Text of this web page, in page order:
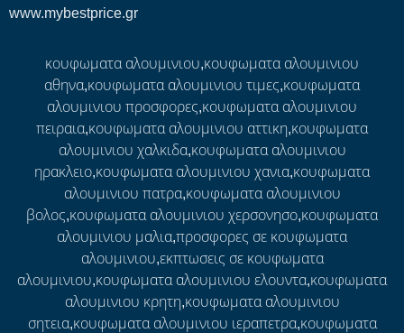
www.mybestprice.gr
κουφωματα αλουμινιου,κουφωματα αλουμινιου
αθηνα,κουφωματα αλουμινιου τιμες,κουφωματα
αλουμινιου προσφορες,κουφωματα αλουμινιου
πειραια,κουφωματα αλουμινιου αττικη,κουφωματα
αλουμινιου χαλκιδα,κουφωματα αλουμινιου
ηρακλειο,κουφωματα αλουμινιου χανια,κουφωματα
αλουμινιου πατρα,κουφωματα αλουμινιου
βολος,κουφωματα αλουμινιου χερσονησο,κουφωματα
αλουμινιου μαλια,προσφορες σε κουφωματα
αλουμινιου,εκπτωσεις σε κουφωματα
αλουμινιου,κουφωματα αλουμινιου ελουντα,κουφωματα
αλουμινιου κρητη,κουφωματα αλουμινιου
σητεια,κουφωματα αλουμινιου ιεραπετρα,κουφωματα